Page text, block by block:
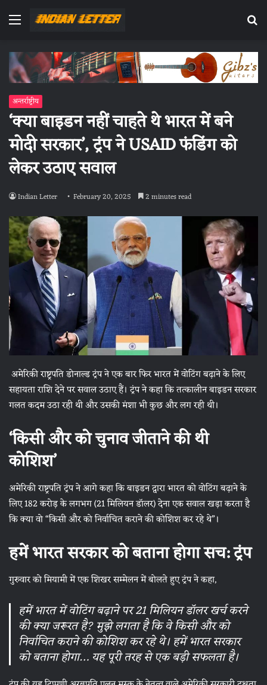
Menu
अन्तर्राष्ट्रीय
‘क्या बाइडन नहीं चाहते थे भारत में बने
मोदी सरकार’, ट्रंप ने USAID फंडिंग को
लेकर उठाए सवाल
Indian Letter February 20, 2025 2 minutes read
अमेरिकी राष्ट्रपति डोनाल्ड ट्रंप ने एक बार फिर भारत में वोटिंग बढ़ाने के लिए
सहायता राशि देने पर सवाल उठाए हैं। ट्रंप ने कहा कि तत्कालीन बाइडन सरकार
गलत कदम उठा रही थी और उसकी मंशा भी कुछ और लग रही थी।
‘किसी और को चुनाव जीताने की थी
कोशिश’
अमेरिकी राष्ट्रपति ट्रंप ने आगे कहा कि बाइडन द्वारा भारत को वोटिंग बढ़ाने के
लिए 182 करोड़ के लगभग (21 मिलियन डॉलर) देना एक सवाल खड़ा करता है
कि क्या वो “किसी और को निर्वाचित कराने की कोशिश कर रहे थे”।
हमें भारत सरकार को बताना होगा सच: ट्रंप
गुरुवार को मियामी में एक शिखर सम्मेलन में बोलते हुए ट्रंप ने कहा,
हमें भारत में वोटिंग बढ़ाने पर 21 मिलियन डॉलर खर्च करने
की क्या जरूरत है? मुझे लगता है कि वे किसी और को
निर्वाचित कराने की कोशिश कर रहे थे। हमें भारत सरकार
को बताना होगा… यह पूरी तरह से एक बड़ी सफलता है।